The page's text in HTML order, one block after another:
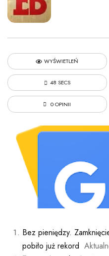
WYŚWIETLEŃ
48 SECS
0 OPINII
Bez pieniędzy.
pobiło już rekord